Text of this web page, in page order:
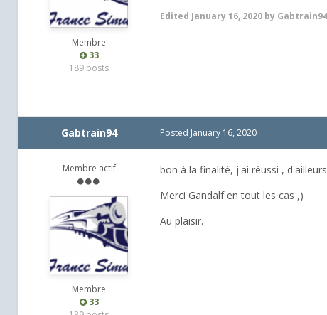
Membre
33
189 posts
Edited January 16, 2020 by Gabtrain94
Gabtrain94
Membre actif
Membre
33
Posted January 16, 2020
bon à la finalité, j'ai réussi ,
Merci Gandalf en tout les cas ,)
Au plaisir.